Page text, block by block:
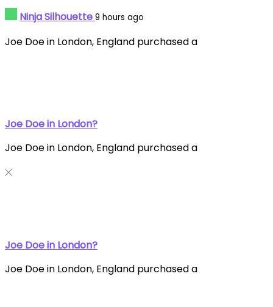
Ninja Silhouette 9 hours ago
Joe Doe in London, England purchased a
Joe Doe in London?
Joe Doe in London, England purchased a
Joe Doe in London?
Joe Doe in London, England purchased a